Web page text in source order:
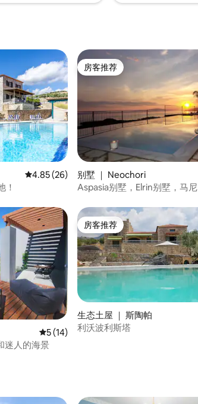
价 平均评分 4.85 分（满分 5 分），共 26 条评价
4.85 (26)
！
房客推荐
房客推荐
别墅 ｜ Neochori
Aspasia别墅，Elrin别墅，马尼
价 平均评分 5 分（满分 5 分），共 14 条评价
5 (14)
迷人的海景
房客推荐
房客推荐
生态土屋 ｜ 斯陶帕
利沃波利斯塔